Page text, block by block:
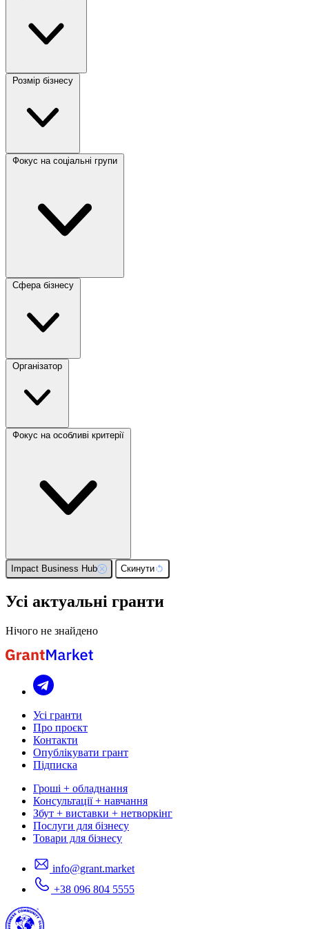
Розмір бізнесу
Фокус на соціальні групи
Сфера бізнесу
Організатор
Фокус на особливі критерії
Impact Business Hub Скинути
Усі актуальні гранти
Нічого не знайдено
Усі гранти
Про проєкт
Контакти
Опублікувати грант
Підписка
Гроші + обладнання
Консультації + навчання
Збут + виставки + нетворкінг
Послуги для бізнесу
Товари для бізнесу
info@grant.market
+38 096 804 5555